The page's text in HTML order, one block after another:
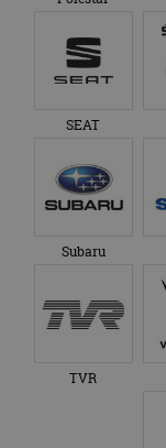
SEAT
Subaru
TVR